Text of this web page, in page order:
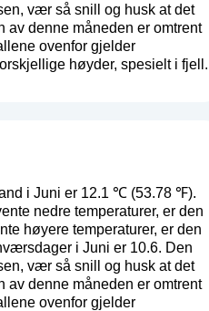
vær så snill og husk at det
denne måneden er omtrent
ovenfor gjelder
høyder, spesielt i fjell.
i Juni er 12.1 ℃ (53.78 ℉).
nedre temperaturer, er den
høyere temperaturer, er den
i Juni er 10.6. Den
vær så snill og husk at det
denne måneden er omtrent
ovenfor gjelder